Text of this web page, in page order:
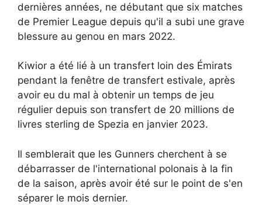
dernières années, ne débutant que six matches
de Premier League depuis qu'il a subi une grave
blessure au genou en mars 2022.
Kiwior a été lié à un transfert loin des Émirats
pendant la fenêtre de transfert estivale, après
avoir eu du mal à obtenir un temps de jeu
régulier depuis son transfert de 20 millions de
livres sterling de Spezia en janvier 2023.
Il semblerait que les Gunners cherchent à se
débarrasser de l'international polonais à la fin
de la saison, après avoir été sur le point de s'en
séparer le mois dernier.